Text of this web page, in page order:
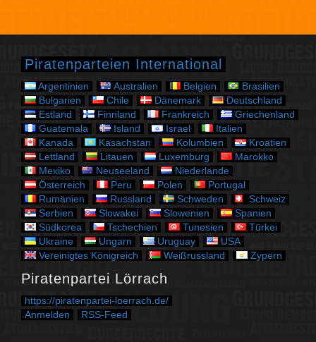
g
Piratenparteien International
Argentinien Australien Belgien
Brasilien
Bulgarien
Chile Dänemark
Deutschland
Estland
Finnland Frankreich
Griechenland
Guatemala
Island Israel
Italien
Kanada
Kasachstan Kolumbien
Kroatien
Lettland
Litauen Luxemburg
Marokko
Mexiko
Neuseeland
Niederlande
Österreich
Peru Polen
Portugal
Rumänien
Russland Schweden
Schweiz
Serbien
Slowakei Slowenien
Spanien
Südkorea
Tschechien Tunesien
Türkei
Ukraine
Ungarn Uruguay
USA
Vereinigtes Königreich
Weißrussland Zypern
Piratenpartei Lörrach
https://piratenpartei-loerrach.de/
Anmelden RSS-Feed